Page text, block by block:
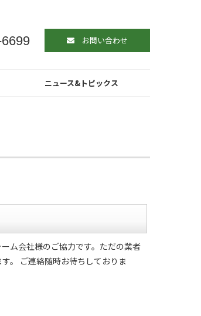
お問い合わせ
ニュース&トピックス
ム会社様のご協力です。ただの業者
。 ご連絡随時お待ちしておりま